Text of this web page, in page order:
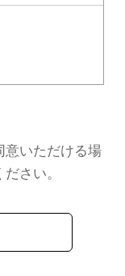
意いただける場
さい。